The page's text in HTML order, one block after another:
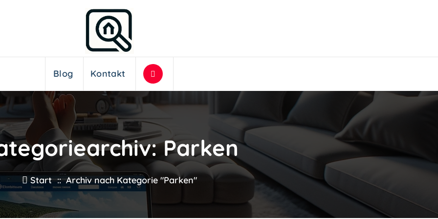
Blog Kontakt
Parken
Start :: Archiv nach Kategorie "Parken"